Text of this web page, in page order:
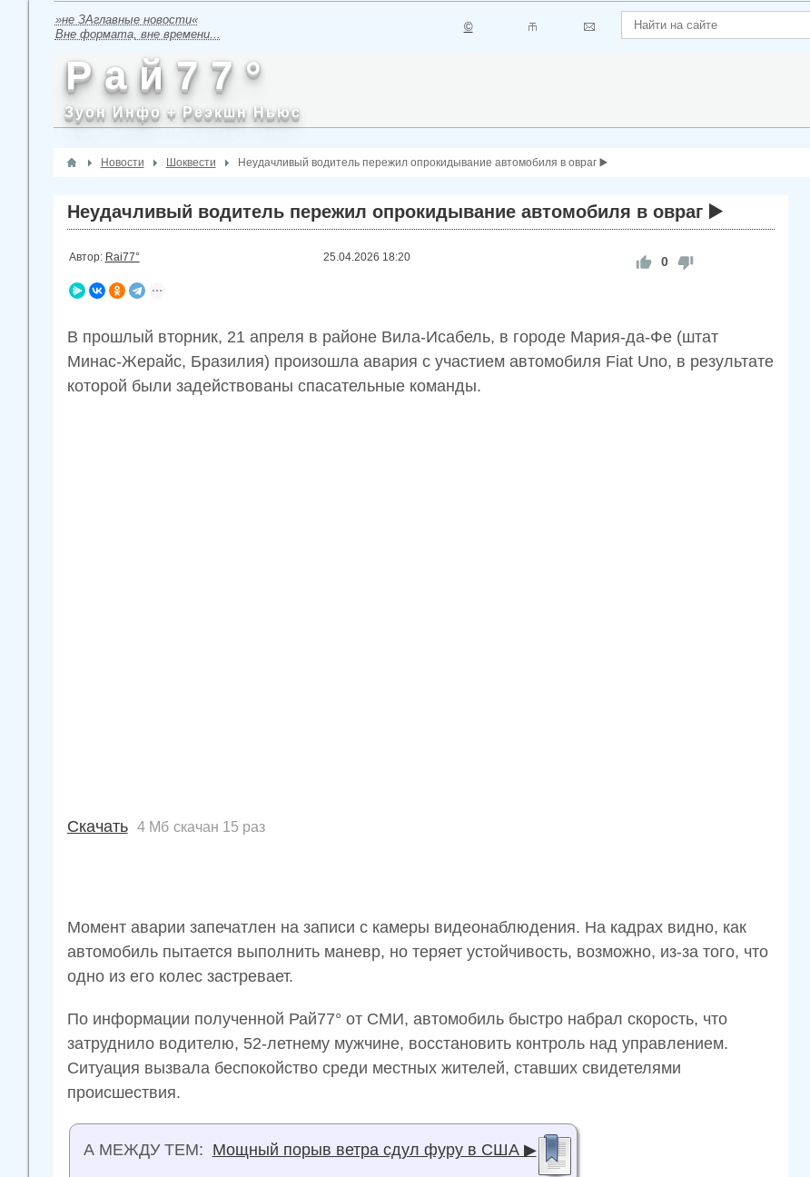
»не ЗАглавные новости«
Вне формата, вне времени...
©
Р а й 7 7 °
Зуон Инфо + Реэкшн Ньюс
Новости Шоквести Неудачливый водитель пережил опрокидывание автомобиля в овраг ▶️
Неудачливый водитель пережил опрокидывание автомобиля в овраг ▶️
Автор: Rai77° 25.04.2026 18:20 0
В прошлый вторник, 21 апреля в районе Вила-Исабель, в городе Мария-да-Фе (штат
Минас-Жерайс, Бразилия) произошла авария с участием автомобиля Fiat Uno, в результате
которой были задействованы спасательные команды.
Скачать 4 Мб скачан 15 раз
Момент аварии запечатлен на записи с камеры видеонаблюдения. На кадрах видно, как
автомобиль пытается выполнить маневр, но теряет устойчивость, возможно, из-за того, что
одно из его колес застревает.
По информации полученной Рай77° от СМИ, автомобиль быстро набрал скорость, что
затруднило водителю, 52-летнему мужчине, восстановить контроль над управлением.
Ситуация вызвала беспокойство среди местных жителей, ставших свидетелями
происшествия.
А МЕЖДУ ТЕМ: Мощный порыв ветра сдул фуру в США ▶